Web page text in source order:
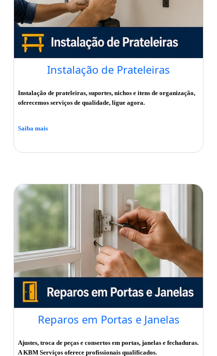
Instalação de Prateleiras
Instalação de prateleiras, suportes, nichos e itens de organização,
oferecemos serviços de qualidade, ligue agora.
Saiba mais
Reparos em Portas e Janelas
Ajustes, troca de peças e consertos em portas, janelas e fechaduras.
A KBM Serviços oferece profissionais qualificados.